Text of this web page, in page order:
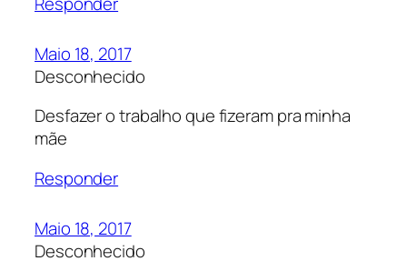
Maio 18, 2017
Desconhecido
Desfazer o trabalho que fizeram pra minha
mãe
Responder
Maio 18, 2017
Desconhecido